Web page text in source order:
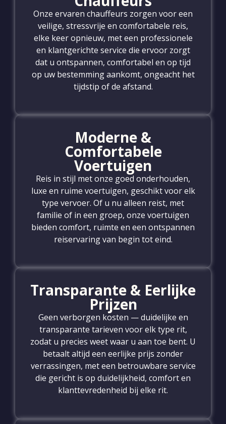
Onze ervaren chauffeurs zorgen voor een
veilige, stressvrije en comfortabele reis,
elke keer opnieuw, met een professionele
en klantgerichte service die ervoor zorgt
dat u ontspannen, comfortabel en op tijd
op uw bestemming aankomt, ongeacht het
tijdstip of de afstand.
Moderne &
Comfortabele
Voertuigen
Reis in stijl met onze goed onderhouden,
luxe en ruime voertuigen, geschikt voor elk
type vervoer. Of u nu alleen reist, met
familie of in een groep, onze voertuigen
bieden comfort, ruimte en een ontspannen
reiservaring van begin tot eind.
Transparante & Eerlijke
Prijzen
Geen verborgen kosten — duidelijke en
transparante tarieven voor elk type rit,
zodat u precies weet waar u aan toe bent. U
betaalt altijd een eerlijke prijs zonder
verrassingen, met een betrouwbare service
die gericht is op duidelijkheid, comfort en
klanttevredenheid bij elke rit.